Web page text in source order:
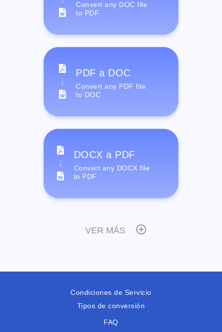
Convert any DOC file
to PDF
PDF a DOC
Convert any PDF file
to DOC
DOCX a PDF
Convert any DOCX file
to PDF
VER MÁS
Condiciones de Servicio
Tipos de conversión
FAQ